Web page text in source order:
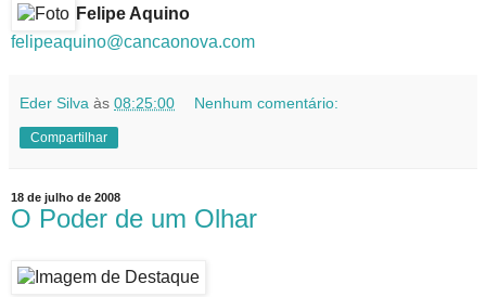
Felipe Aquino
felipeaquino@cancaonova.com
Eder Silva às 08:25:00 Nenhum comentário:
Compartilhar
18 de julho de 2008
O Poder de um Olhar